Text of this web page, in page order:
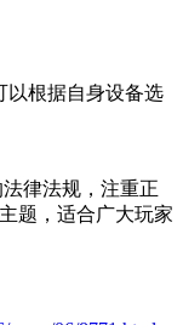
以根据自身设备选
律法规，注重正
题，适合广大玩家